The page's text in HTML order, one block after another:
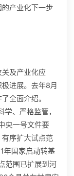
产业化下一步
及产业化应
进展。去年8月
全面介绍。
、严格监管，
央一号文件要
序扩大试点范
年国家启动转基
范围已扩展到河